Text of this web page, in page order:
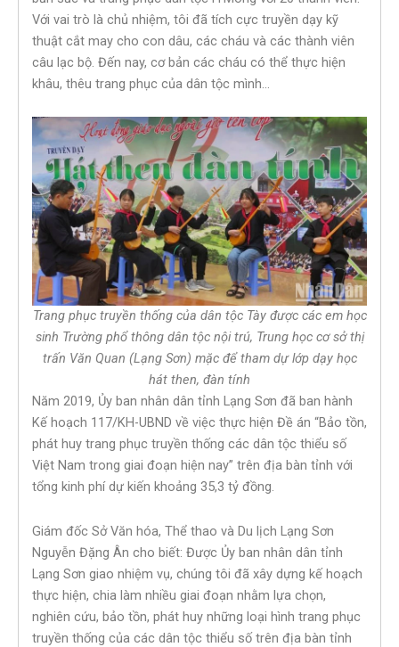
Với vai trò là chủ nhiệm, tôi đã tích cực truyền dạy kỹ
thuật cắt may cho con dâu, các cháu và các thành viên
câu lạc bộ. Đến nay, cơ bản các cháu có thể thực hiện
khâu, thêu trang phục của dân tộc mình…
Trang phục truyền thống của dân tộc Tày được các em học
sinh Trường phổ thông dân tộc nội trú, Trung học cơ sở thị
trấn Văn Quan (Lạng Sơn) mặc để tham dự lớp dạy học
hát then, đàn tính
Năm 2019, Ủy ban nhân dân tỉnh Lạng Sơn đã ban hành
Kế hoạch 117/KH-UBND về việc thực hiện Đề án “Bảo tồn,
phát huy trang phục truyền thống các dân tộc thiểu số
Việt Nam trong giai đoạn hiện nay” trên địa bàn tỉnh với
tổng kinh phí dự kiến khoảng 35,3 tỷ đồng.
Giám đốc Sở Văn hóa, Thể thao và Du lịch Lạng Sơn
Nguyễn Đặng Ân cho biết: Được Ủy ban nhân dân tỉnh
Lạng Sơn giao nhiệm vụ, chúng tôi đã xây dựng kế hoạch
thực hiện, chia làm nhiều giai đoạn nhằm lựa chọn,
nghiên cứu, bảo tồn, phát huy những loại hình trang phục
truyền thống của các dân tộc thiểu số trên địa bàn tỉnh